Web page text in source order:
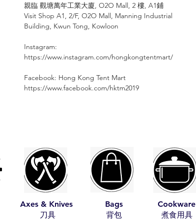
親臨 觀塘萬年工業大廈, O2O Mall, 2 樓, A1鋪
Visit Shop A1, 2/F, O2O Mall, Manning Industrial
Building, Kwun Tong, Kowloon
Instagram:
https://www.instagram.com/hongkongtentmart/
Facebook: Hong Kong Tent Mart
https://www.facebook.com/hktm2019
Axes & Knives
​刀具
Bags
​背包
Cookware
​煮食用具